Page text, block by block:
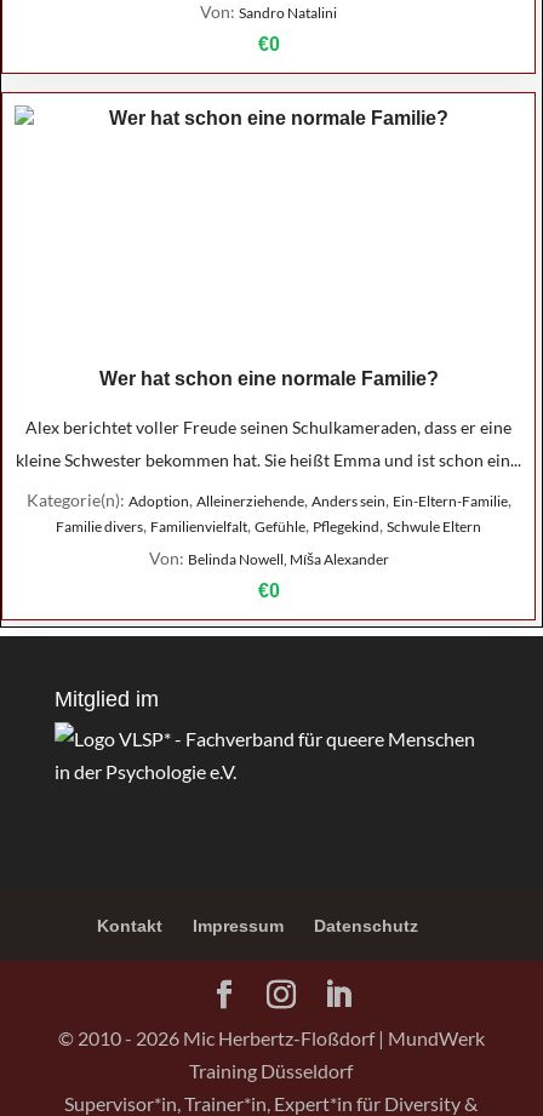
Von: Sandro Natalini
€0
Wer hat schon eine normale Familie?
Alex berichtet voller Freude seinen Schulkameraden, dass er eine
kleine Schwester bekommen hat. Sie heißt Emma und ist schon ein...
Kategorie(n): Adoption, Alleinerziehende, Anders sein, Ein-Eltern-Familie,
Familie divers, Familienvielfalt, Gefühle, Pflegekind, Schwule Eltern
Von: Belinda Nowell, Míša Alexander
€0
Mitglied im
Kontakt Impressum Datenschutz
© 2010 - 2026Mic Herbertz-Floßdorf | MundWerk
Training Düsseldorf
Supervisor*in, Trainer*in, Expert*in für Diversity &